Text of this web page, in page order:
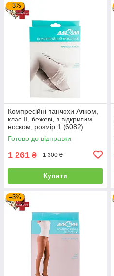
–3%
Компресійні панчохи Алком,
клас II, бежеві, з відкритим
носком, розмір 1 (6082)
Готово до відправки
1 261 ₴ 1 300 ₴
Купити
–3%